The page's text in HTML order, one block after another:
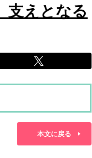
えとなる
本文に戻る